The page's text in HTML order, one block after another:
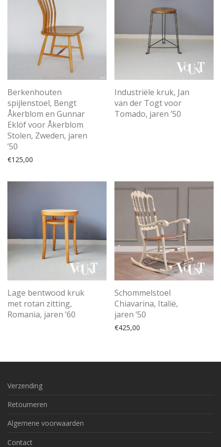
Berkenhouten
spijlenstoel, Bengt
Åkerblom en Gunnar
Eklöf voor Åkerblom
Stolen, Zweden, jaren
’50
€125,00
Industriële kruk, Jan
van der Togt voor
Tomado, jaren ’50
Lage bentwood kruk
met rotan zitting,
Romania, jaren ’60
Schommelstoel
Chiavarina, Italië,
jaren ’50
€425,00
Verzending
Retourneren
Algemene voorwaarden
Contact